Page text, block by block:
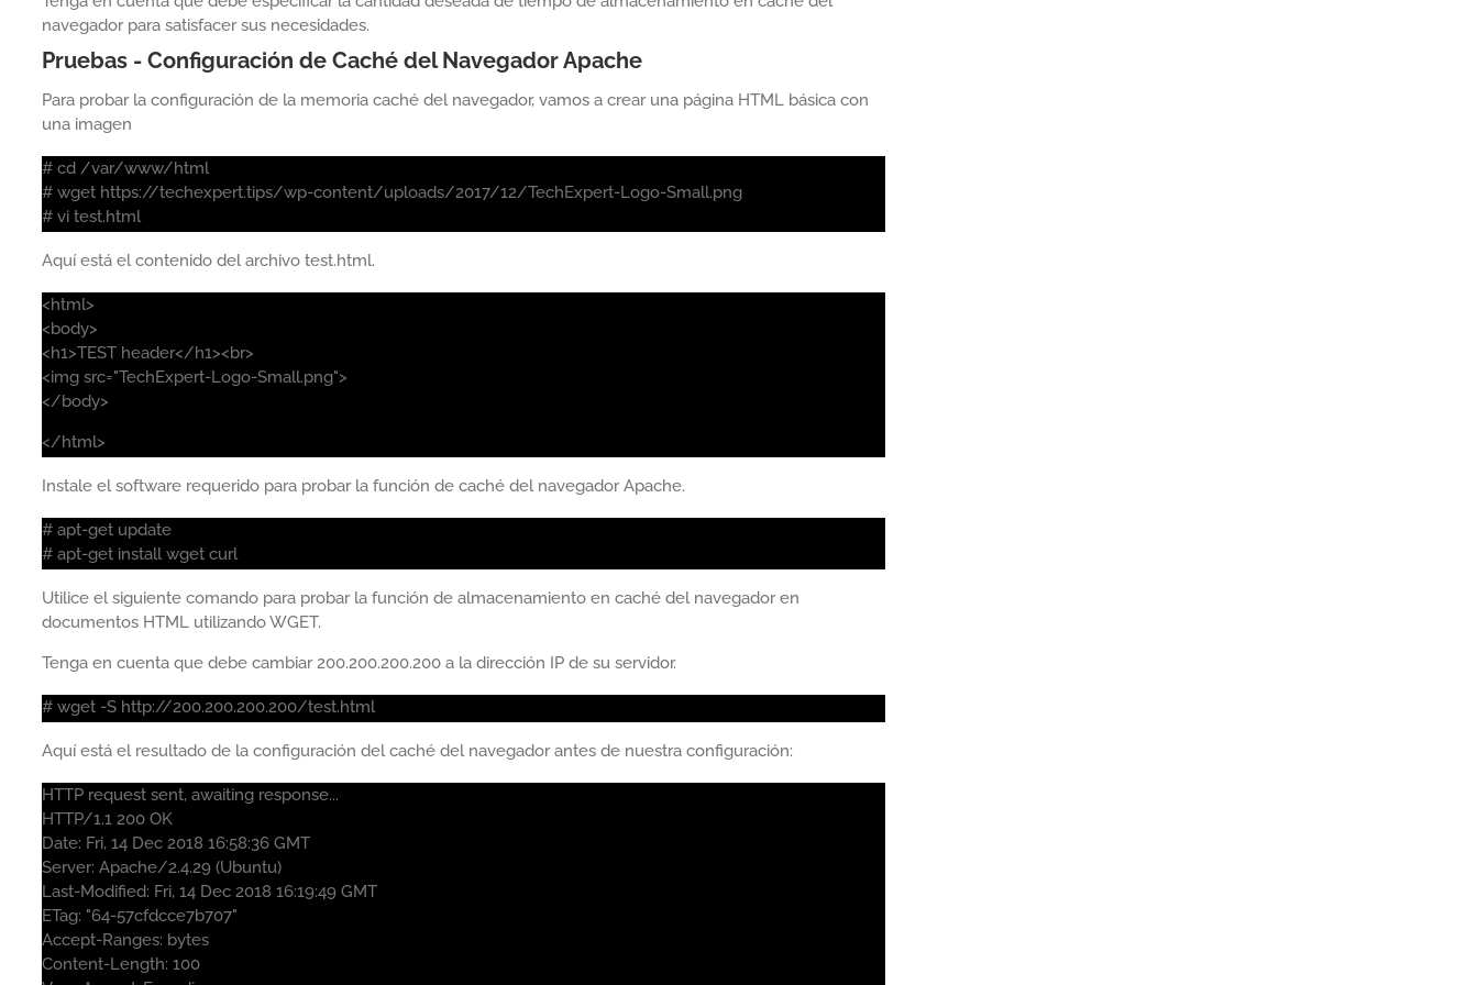
navegador para satisfacer sus necesidades.
Pruebas - Configuración de Caché del Navegador Apache
Para probar la configuración de la memoria caché del navegador, vamos a crear una página HTML básica con
una imagen
# cd /var/www/html
# wget https://techexpert.tips/wp-content/uploads/2017/12/TechExpert-Logo-Small.png
# vi test.html
Aquí está el contenido del archivo test.html.
<html>
<body>
<h1>TEST header</h1><br>
<img src="TechExpert-Logo-Small.png">
</body>
</html>
Instale el software requerido para probar la función de caché del navegador Apache.
# apt-get update
# apt-get install wget curl
Utilice el siguiente comando para probar la función de almacenamiento en caché del navegador en
documentos HTML utilizando WGET.
Tenga en cuenta que debe cambiar 200.200.200.200 a la dirección IP de su servidor.
# wget -S http://200.200.200.200/test.html
Aquí está el resultado de la configuración del caché del navegador antes de nuestra configuración:
HTTP request sent, awaiting response...
HTTP/1.1 200 OK
Date: Fri, 14 Dec 2018 16:58:36 GMT
Server: Apache/2.4.29 (Ubuntu)
Last-Modified: Fri, 14 Dec 2018 16:19:49 GMT
ETag: "64-57cfdcce7b707"
Accept-Ranges: bytes
Content-Length: 100